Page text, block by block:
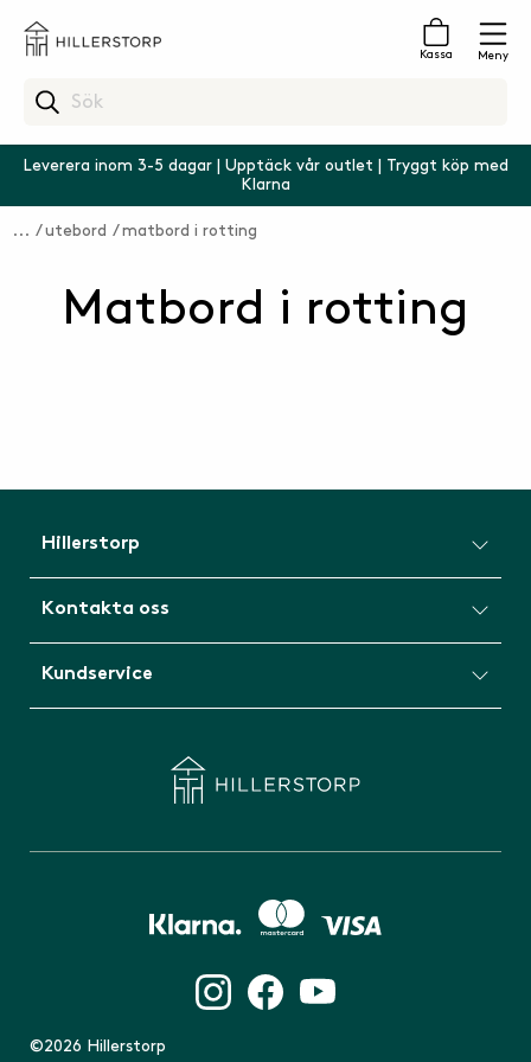
Kassa Meny
Leverera inom 3-5 dagar | Upptäck vår outlet | Tryggt köp med
Klarna
utebord matbord i rotting
Matbord i rotting
Hillerstorp
Kontakta oss
Kundservice
©2026 Hillerstorp